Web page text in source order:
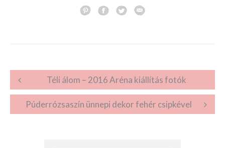
Post navigation
Téli álom – 2016 Aréna kiállítás fotók
Púderrózsaszín ünnepi dekor fehér csipkével